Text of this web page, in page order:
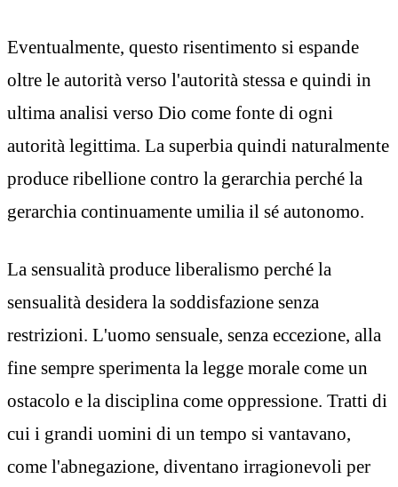
Eventualmente, questo risentimento si espande
oltre le autorità verso l'autorità stessa e quindi in
ultima analisi verso Dio come fonte di ogni
autorità legittima. La superbia quindi naturalmente
produce ribellione contro la gerarchia perché la
gerarchia continuamente umilia il sé autonomo.
La sensualità produce liberalismo perché la
sensualità desidera la soddisfazione senza
restrizioni. L'uomo sensuale, senza eccezione, alla
fine sempre sperimenta la legge morale come un
ostacolo e la disciplina come oppressione. Tratti di
cui i grandi uomini di un tempo si vantavano,
come l'abnegazione, diventano irragionevoli per